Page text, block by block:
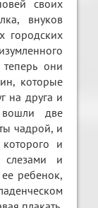
своих
внуков
городских
они
которые
на друга и
две
чадрой, и
и
и
ребенок,